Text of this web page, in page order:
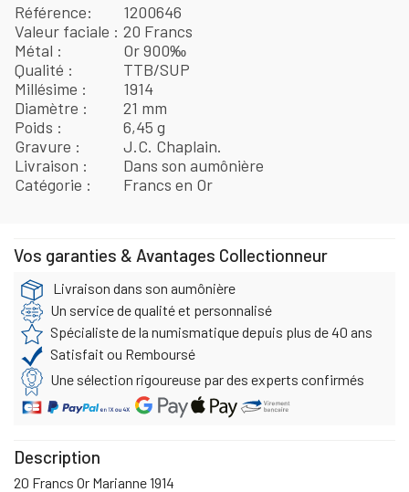
Référence
1200646
Valeur faciale
20 Francs
Métal
Or 900‰
Qualité
TTB/SUP
Millésime
1914
Diamètre
21 mm
Poids
6,45 g
Gravure
J.C. Chaplain.
Livraison
Dans son aumônière
Catégorie
Francs en Or
Vos garanties & Avantages Collectionneur
Livraison dans son aumônière
Un service de qualité et personnalisé
Spécialiste de la numismatique depuis plus de 40 ans
Satisfait ou Remboursé
Une sélection rigoureuse par des experts confirmés
Description
20 Francs Or Marianne 1914